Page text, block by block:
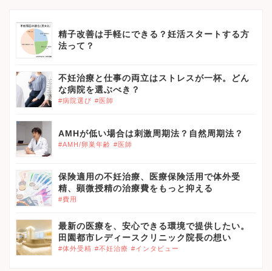
精子改善は手軽にできる？妊活スタートする方
法って？
不妊治療と仕事の両立はストレスが一杯。どん
な病院を選ぶべき？
#病院選び #医師
AMHが低い場合は刺激周期法？自然周期法？
#AMH/卵巣年齢 #医師
保険適用の不妊治療、医療保険活用で体外受
精、顕微授精の治療費をもっと抑える
#費用
最新の医療を、安心できる環境で提供したい。
田園都市レディースクリニック院長の想い
#体外受精 #不妊治療 #インタビュー